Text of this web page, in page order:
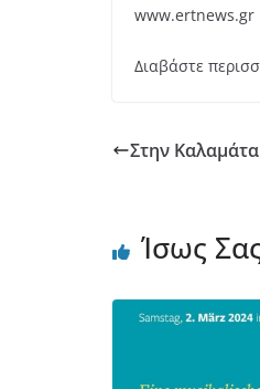
www.ertnews.gr
Διαβάστε
Στην
Ίσως